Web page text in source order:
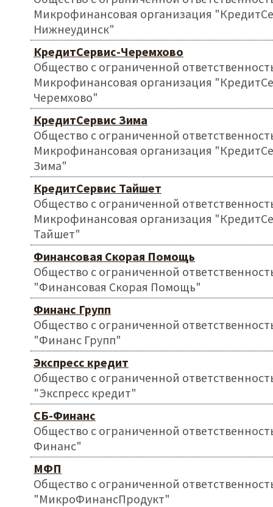
Микрофинансовая организация
Нижнеудинск"
КредитСервис-Черемхово
Общество с ограниченной
Микрофинансовая организация
Черемхово"
КредитСервис Зима
Общество с ограниченной
Микрофинансовая организация
Зима"
КредитСервис Тайшет
Общество с ограниченной
Микрофинансовая организация
Тайшет"
Финансовая Скорая Помощь
Общество с ограниченной
"Финансовая Скорая Помощь"
Финанс Групп
Общество с ограниченной
"Финанс Групп"
Экспресс кредит
Общество с ограниченной
"Экспресс кредит"
СБ-Финанс
Общество с ограниченной
Финанс"
МФП
Общество с ограниченной
"МикроФинансПродукт"